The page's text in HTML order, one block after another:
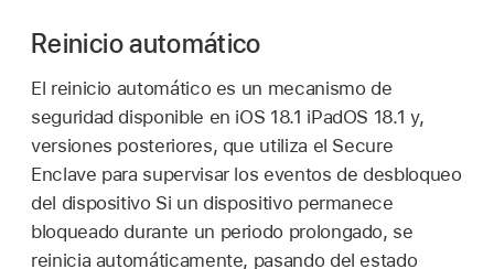
Reinicio automático
El reinicio automático es un mecanismo de
seguridad disponible en iOS 18.1 iPadOS 18.1 y,
versiones posteriores, que utiliza el Secure
Enclave para supervisar los eventos de desbloqueo
del dispositivo Si un dispositivo permanece
bloqueado durante un periodo prolongado, se
reinicia automáticamente, pasando del estado